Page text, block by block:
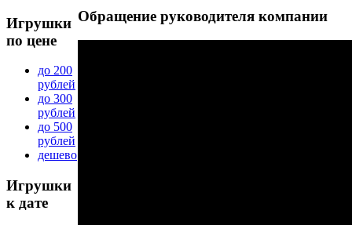
Обращениеруководителя компании
Игрушки
по цене
до 200
рублей
до 300
рублей
до 500
рублей
дешево
Игрушки
к дате